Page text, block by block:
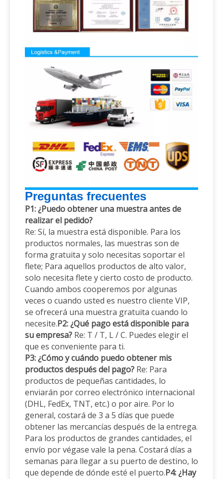
Preguntas frecuentes
P1: ¿Puedo obtener una muestra antes de
realizar el pedido?
Re: Sí, la muestra está disponible. Para los
productos normales, las muestras son de
forma gratuita y solo necesitas soportar el
flete; Para aquellos productos de alto valor,
solo necesita flete y cierto costo de producto.
Cuando ambos cooperemos por algunas
veces o cuando usted es nuestro cliente VIP,
se ofrecerá una muestra gratuita cuando lo
necesite.P2: ¿Qué pago está disponible para
su empresa? Re: T / T, L / C. Puedes elegir el
que es conveniente para ti.
P3: ¿Cómo y cuándo puedo obtener mis
productos después del pago? Re: Para
productos de pequeñas cantidades, lo
enviarán por correo electrónico internacional
(DHL, FedEx, TNT, etc.) o por aire. Por lo
general, costará de 3 a 5 días que puede
obtener las mercancías después de la entrega.
Para los productos de grandes cantidades, el
envío por végase vale la pena. Costará días a
semanas para llegar a su puerto de destino, lo
que depende de dónde esté el puerto.P4: ¿Hay